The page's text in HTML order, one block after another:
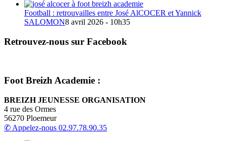
Football : retrouvailles entre José AlCOCER et Yannick
SALOMON8 avril 2026 - 10h35
Retrouvez-nous sur Facebook
Foot Breizh Academie :
BREIZH JEUNESSE ORGANISATION
4 rue des Ormes
56270 Ploemeur
✆ Appelez-nous 02.97.78.90.35